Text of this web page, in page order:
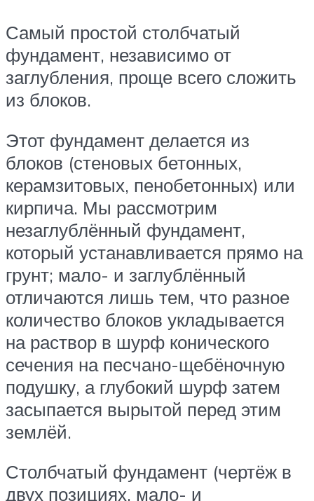
Самый простой столбчатый
фундамент, независимо от
заглубления, проще всего сложить
из блоков.
Этот фундамент делается из
блоков (стеновых бетонных,
керамзитовых, пенобетонных) или
кирпича. Мы рассмотрим
незаглублённый фундамент,
который устанавливается прямо на
грунт; мало- и заглублённый
отличаются лишь тем, что разное
количество блоков укладывается
на раствор в шурф конического
сечения на песчано-щебёночную
подушку, а глубокий шурф затем
засыпается вырытой перед этим
землёй.
Столбчатый фундамент (чертёж в
двух позициях, мало- и